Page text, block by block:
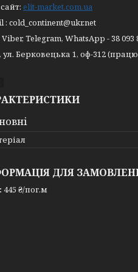
elit-market.com.ua
: cold_continent@ukr.net
Telegram, WhatsApp - 38 093
ул. Берковецька 1, оф-312
ДЛЯ
445 ₴/пог.м